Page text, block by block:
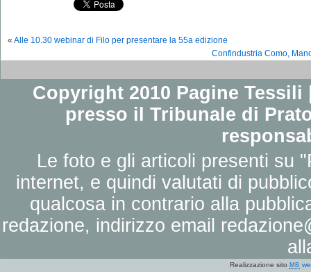
« Alle 10.30 webinar di Filo per presentare la 55a edizione
Confindustria Como,
Copyright 2010 Pagine
presso il Tribunale di
Le foto e gli articoli presenti su
internet, e quindi valutati di
qualcosa in contrario alla
redazione, indirizzo email
Realizzazione sito MB